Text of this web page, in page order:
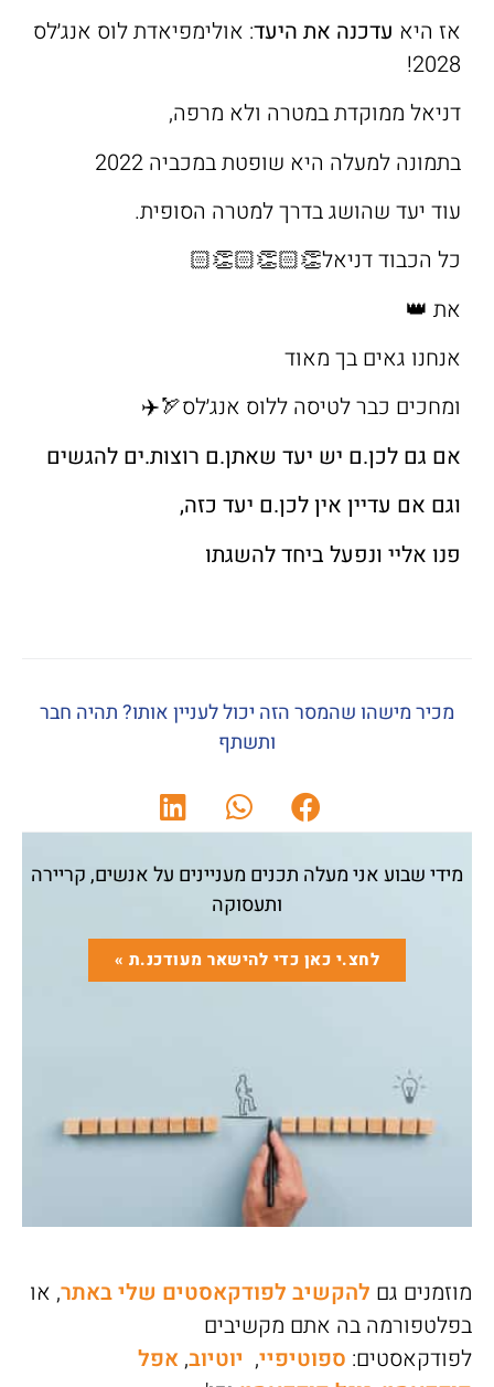
אז היא עדכנה את היעד: אולימפיאדת לוס אנג׳לס
2028!
דניאל ממוקדת במטרה ולא מרפה,
בתמונה למעלה היא שופטת במכביה 2022
עוד יעד שהושג בדרך למטרה הסופית.
כל הכבוד דניאל👏🏻👏🏻👏🏻
את 👑
אנחנו גאים בך מאוד
ומחכים כבר לטיסה ללוס אנג׳לס🏹✈️
אם גם לכן.ם יש יעד שאתן.ם רוצות.ים להגשים
וגם אם עדיין אין לכן.ם יעד כזה,
פנו אליי ונפעל ביחד להשגתו
מכיר מישהו שהמסר הזה יכול לעניין אותו? תהיה חבר
ותשתף
מידי שבוע אני מעלה תכנים מעניינים על אנשים, קריירה
ותעסוקה
לחצ.י כאן כדי להישאר מעודכנ.ת »
מוזמנים גם להקשיב לפודקאסטים שלי באתר, או
בפלטפורמה בה אתם מקשיבים
לפודקאסטים: ספוטיפיי, יוטיוב,אפל